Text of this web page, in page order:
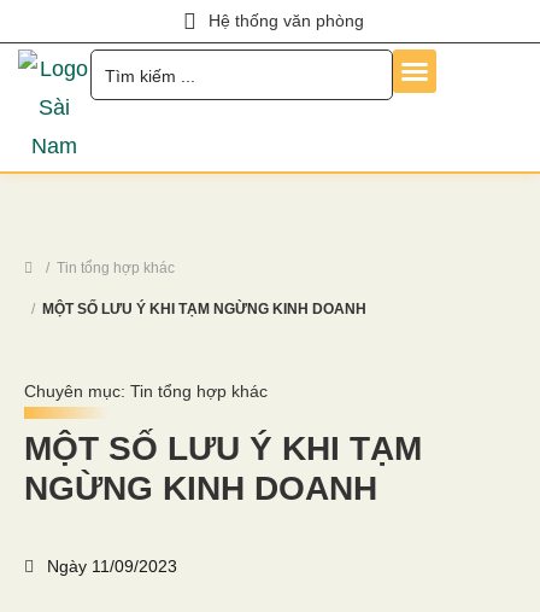
Hệ thống văn phòng
Tin tổng hợp khác
MỘT SỐ LƯU Ý KHI TẠM NGỪNG KINH DOANH
Chuyên mục: Tin tổng hợp khác
MỘT SỐ LƯU Ý KHI TẠM
NGỪNG KINH DOANH
Ngày 11/09/2023